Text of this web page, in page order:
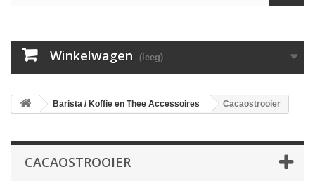
Winkelwagen (leeg)
Barista / Koffie en Thee Accessoires Cacaostrooier
CACAOSTROOIER